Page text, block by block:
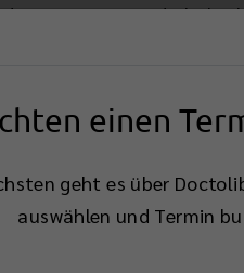
Symptome und
liefern. Spezifische
ist die
Verhaltensregeln
einen
geht es über
auswählen und Termin